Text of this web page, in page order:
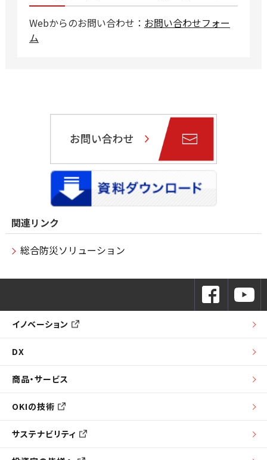
Webからのお問い合わせ： お問い合わせフォー
ム
関連リンク
総合防災ソリューション
イノベーション
DX
商品・サービス
OKIの技術
サステナビリティ